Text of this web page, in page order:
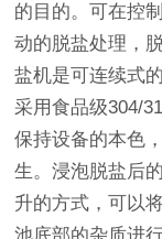
的目的。可在控
动的脱盐处理，
盐机是可连续式
采用食品级304/
保持设备的本色
生。浸泡脱盐后
升的方式，可以